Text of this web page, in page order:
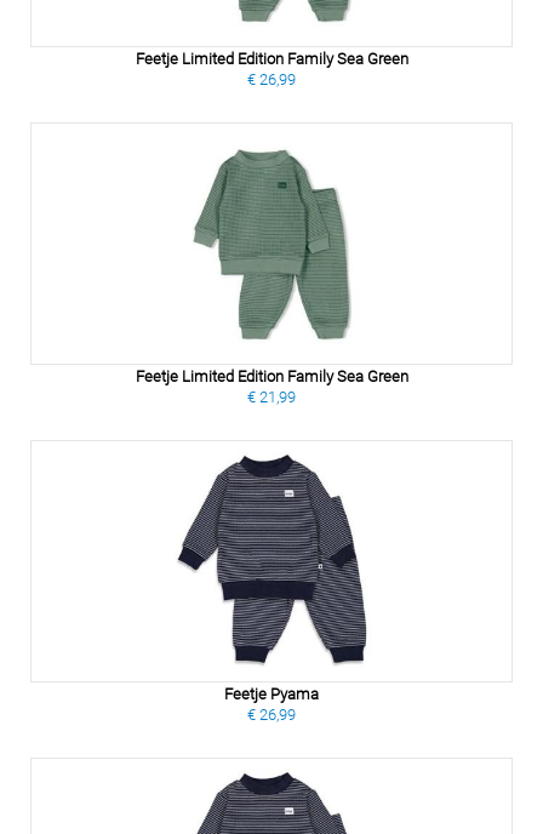
Feetje Limited Edition Family Sea Green
€ 26,99
Feetje Limited Edition Family Sea Green
€ 21,99
Feetje Pyama
€ 26,99